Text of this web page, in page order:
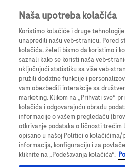
Onkologija
Naša upotreba kolačića
Koristimo kolačiće i druge
unapredili našu veb-stranicu. Pored
kolačića, želeli bismo da koristimo i
saznali kako se koristi naša veb-
uključujući statistiku sa više veb-
pružili dodatne funkcije i
vam obezbedili interakcije sa
marketing. Klikom na „Prihvati sve“
kolačića i odgovarajuću obradu
informacije o vašem pregledaču
otkrivanje podataka o ličnosti trećim
opisano u našoj Politici o kolačićima/
informacija, konfiguraciju i za
kliknite na „Podešavanja kolačića“.